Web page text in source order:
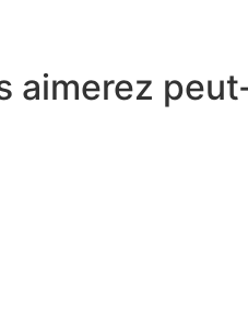
aimerez